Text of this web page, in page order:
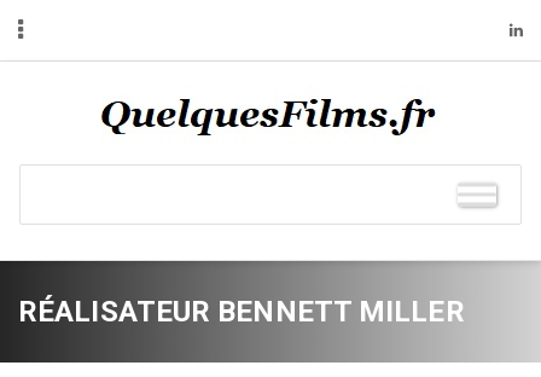
RÉALISATEUR BENNETT MILLER